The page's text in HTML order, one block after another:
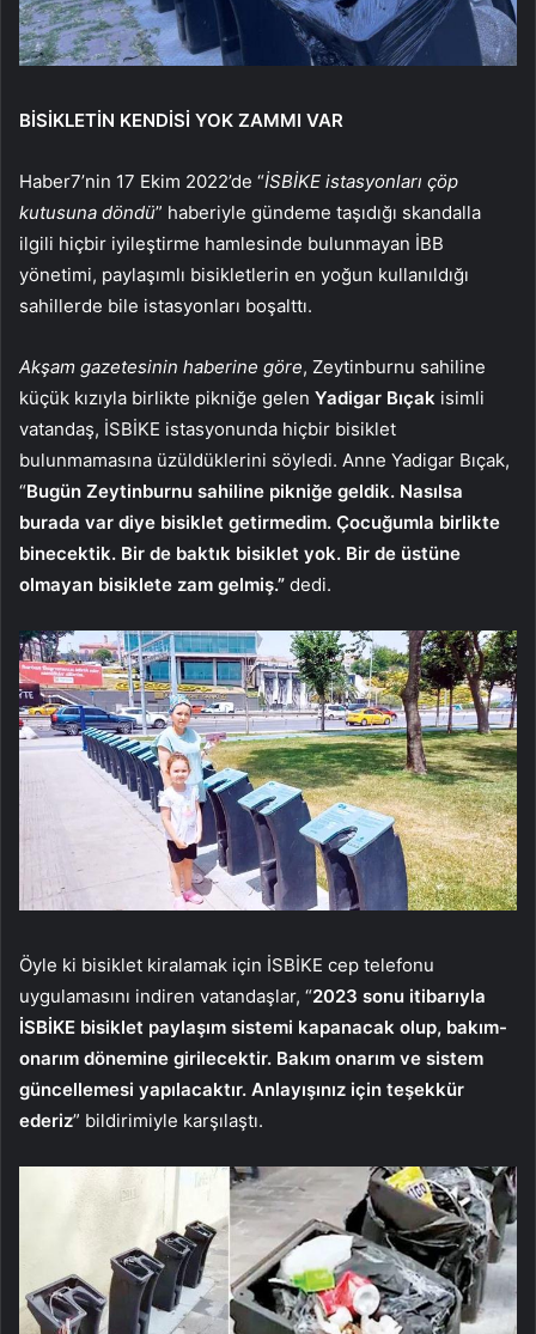
BİSİKLETİN KENDİSİ YOK ZAMMI VAR
Haber7’nin 17 Ekim 2022’de “İSBİKE istasyonları çöp
kutusuna döndü” haberiyle gündeme taşıdığı skandalla
ilgili hiçbir iyileştirme hamlesinde bulunmayan İBB
yönetimi, paylaşımlı bisikletlerin en yoğun kullanıldığı
sahillerde bile istasyonları boşalttı.
Akşam gazetesinin haberine göre, Zeytinburnu sahiline
küçük kızıyla birlikte pikniğe gelen Yadigar Bıçak isimli
vatandaş, İSBİKE istasyonunda hiçbir bisiklet
bulunmamasına üzüldüklerini söyledi. Anne Yadigar Bıçak,
“Bugün Zeytinburnu sahiline pikniğe geldik. Nasılsa
burada var diye bisiklet getirmedim. Çocuğumla birlikte
binecektik. Bir de baktık bisiklet yok. Bir de üstüne
olmayan bisiklete zam gelmiş.” dedi.
Öyle ki bisiklet kiralamak için İSBİKE cep telefonu
uygulamasını indiren vatandaşlar, “2023 sonu itibarıyla
İSBİKE bisiklet paylaşım sistemi kapanacak olup, bakım-
onarım dönemine girilecektir. Bakım onarım ve sistem
güncellemesi yapılacaktır. Anlayışınız için teşekkür
ederiz” bildirimiyle karşılaştı.